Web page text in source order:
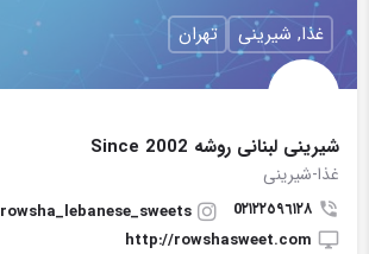
شيرينى لبنانى روشه Since 2002
غذا-شیرینی
0٢١٢٢٥٩٦١٢٨
rowsha_lebanese_sweets
http://rowshasweet.com
غذا, شیرینی تهران